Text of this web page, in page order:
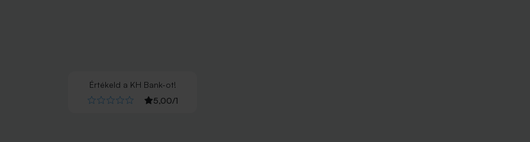
Értékeld a KH Bank-ot!
5,00/1